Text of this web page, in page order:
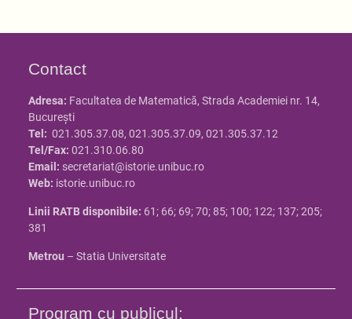
Contact
Adresa: Facultatea de Matematică, Strada Academiei nr. 14,
Bucureşti
Tel: 021.305.37.08, 021.305.37.09, 021.305.37.12
Tel/Fax: 021.310.06.80
Email: secretariat@istorie.unibuc.ro
Web: istorie.unibuc.ro
Linii RATB disponibile: 61; 66; 69; 70; 85; 100; 122; 137; 205;
381
Metrou – Statia Universitate
Program cu publicul: